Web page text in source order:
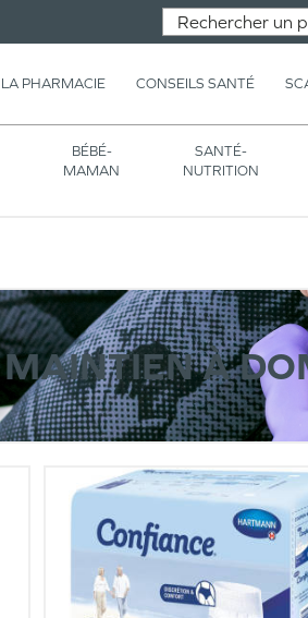
LA PHARMACIE CONSEILS SANTÉ
BÉBÉ-
MAMAN
SANTÉ-
NUTRITION
MAINTIEN À